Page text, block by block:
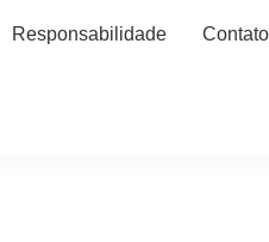
Responsabilidade Contato